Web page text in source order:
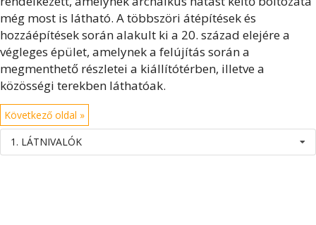
még most is látható. A többszöri átépítések és
hozzáépítések során alakult ki a 20. század elejére a
végleges épület, amelynek a felújítás során a
megmenthető részletei a kiállítótérben, illetve a
közösségi terekben láthatóak.
Következő oldal »
1. LÁTNIVALÓK